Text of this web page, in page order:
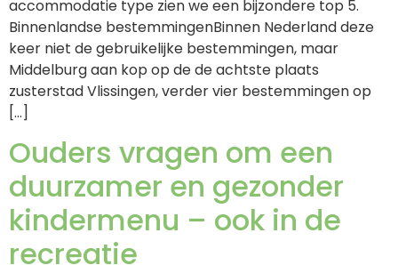
accommodatie type zien we een bijzondere top 5.
Binnenlandse bestemmingenBinnen Nederland deze
keer niet de gebruikelijke bestemmingen, maar
Middelburg aan kop op de de achtste plaats
zusterstad Vlissingen, verder vier bestemmingen op
[…]
Ouders vragen om een
duurzamer en gezonder
kindermenu – ook in de
recreatie